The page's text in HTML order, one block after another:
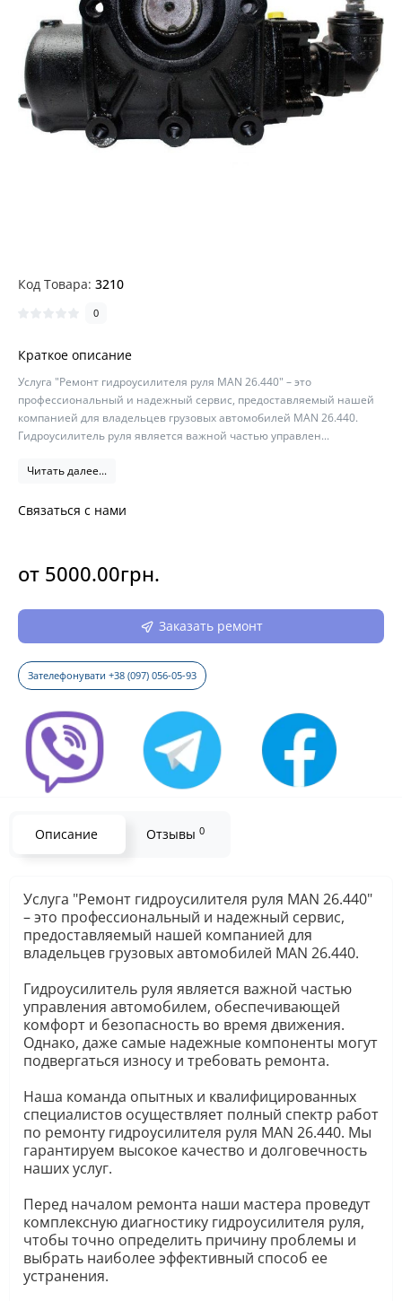
Код Товара: 3210
0
Краткое описание
Услуга "Ремонт гидроусилителя руля MAN 26.440" – это
профессиональный и надежный сервис, предоставляемый нашей
компанией для владельцев грузовых автомобилей MAN 26.440.
Гидроусилитель руля является важной частью управлен...
Читать далее...
Связаться с нами
от 5000.00грн.
Заказать ремонт
Зателефонувати +38 (097) 056-05-93
Описание Отзывы 0
Услуга "Ремонт гидроусилителя руля MAN 26.440"
– это профессиональный и надежный сервис,
предоставляемый нашей компанией для
владельцев грузовых автомобилей MAN 26.440.
Гидроусилитель руля является важной частью
управления автомобилем, обеспечивающей
комфорт и безопасность во время движения.
Однако, даже самые надежные компоненты могут
подвергаться износу и требовать ремонта.
Наша команда опытных и квалифицированных
специалистов осуществляет полный спектр работ
по ремонту гидроусилителя руля MAN 26.440. Мы
гарантируем высокое качество и долговечность
наших услуг.
Перед началом ремонта наши мастера проведут
комплексную диагностику гидроусилителя руля,
чтобы точно определить причину проблемы и
выбрать наиболее эффективный способ ее
устранения.